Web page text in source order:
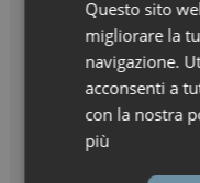
Questo sito
migliorare la
navigazione.
acconsenti a
con la nostra
più